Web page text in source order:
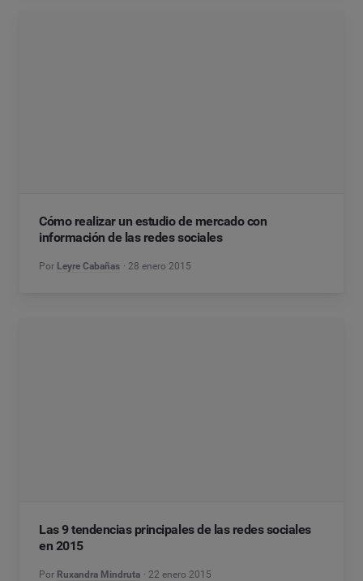
Cómo realizar un estudio de mercado con
información de las redes sociales
Por Leyre Cabañas 28 enero 2015
Las 9 tendencias principales de las redes sociales
en 2015
Por Ruxandra Mindruta 22 enero 2015